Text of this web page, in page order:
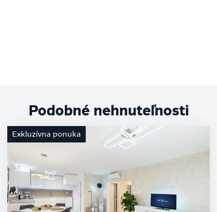
Podobné nehnuteľnosti
Exkluzívna ponuka